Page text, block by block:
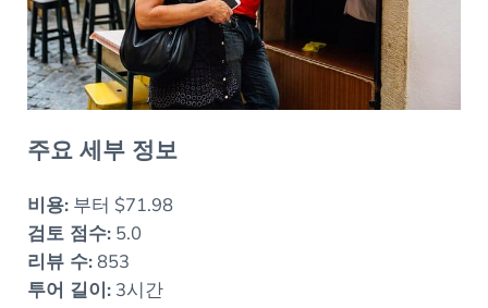
주요 세부 정보
비용:부터 $71.98
검토 점수:5.0
리뷰 수:853
투어 길이:3시간